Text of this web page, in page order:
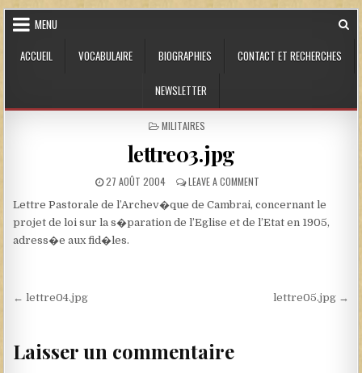
Skip to content
MENU
ACCUEIL
VOCABULAIRE BIOGRAPHIES CONTACT ET RECHERCHES
NEWSLETTER
POSTED IN
MILITAIRES
lettre03.jpg
PUBLISHED DATE:
27 AOÛT 2004 LEAVE A COMMENTON LETTRE03.JPG
Lettre Pastorale de l’Archev�que de Cambrai, concernant le
projet de loi sur la s�paration de l’Eglise et de l’Etat en 1905,
adress�e aux fid�les.
Navigation de l’article
← lettre04.jpg lettre05.jpg →
Laisser un commentaire